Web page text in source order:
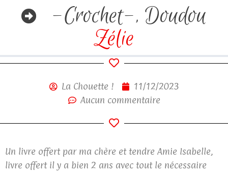
-Crochet-, Doudou
Zélie
La Chouette !
11/12/2023
Aucun commentaire
Un livre offert par ma chère et tendre Amie Isabelle,
livre offert il y a bien 2 ans avec tout le nécessaire